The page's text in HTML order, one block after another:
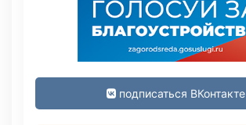
подписаться ВКонтакте